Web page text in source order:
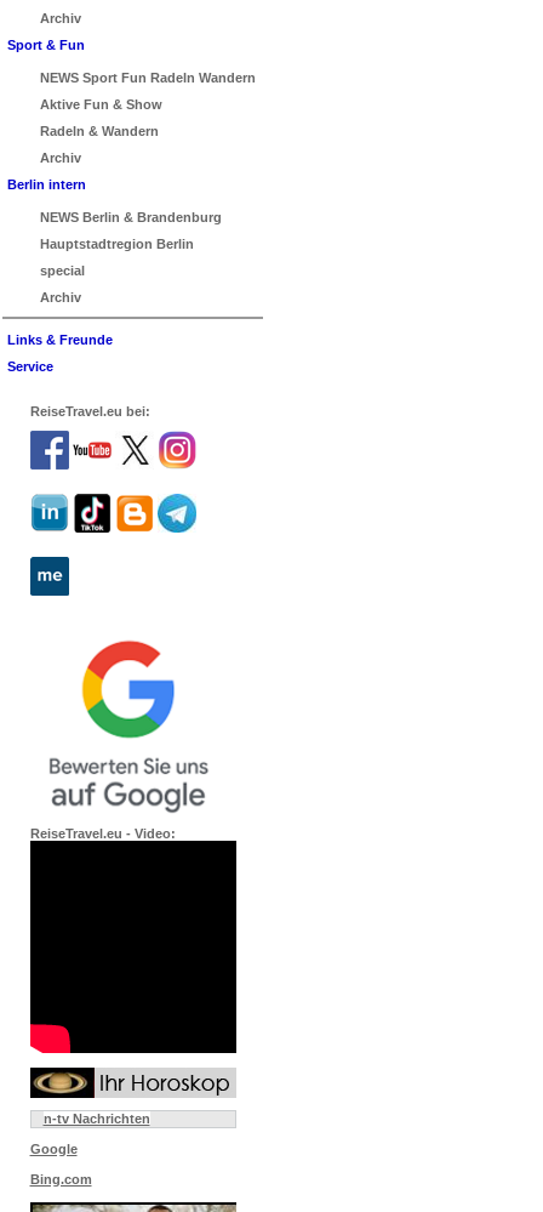
Archiv
Sport & Fun
NEWS Sport Fun Radeln Wandern
Aktive Fun & Show
Radeln & Wandern
Archiv
Berlin intern
NEWS Berlin & Brandenburg
Hauptstadtregion Berlin
special
Archiv
Links & Freunde
Service
ReiseTravel.eu bei:
ReiseTravel.eu - Video:
n-tv Nachrichten
Google
Bing.com